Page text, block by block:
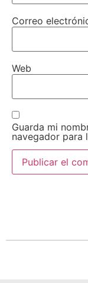
Correo
Web
Guarda mi
navegador para